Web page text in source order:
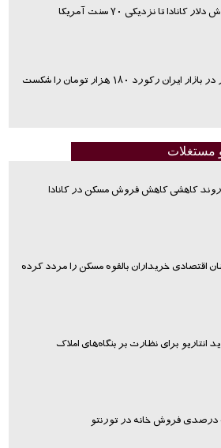
کانادا تا نزدیکی ۷۰ سنت آمریکا
ایران رکورد ۱۸۰ هزار تومان را شکست
مستغلات
کاهشی کاهش فروش مسکن در کانادا
اقتصادی خریداران بالقوه مسکن را مردد کرده
انتاریو برای نظارت بر بنگاه‌های املاک